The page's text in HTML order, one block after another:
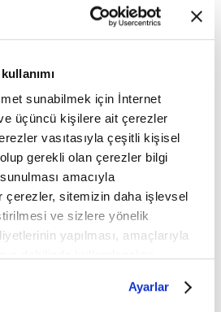
sunabilmek için İnternet
üçüncü kişilere ait çerezler
vasıtasıyla çeşitli kişisel
gerekli olan çerezler bilgi
amacıyla
çerezler, sitemizin daha işlevsel
ve sizlere yönelik
yapılması, amaçlarıyla
ilişkin detaylı bilgi için
Ayarlar
özel izin alınmadan
yazısı/haberin bir bölümü,
tıklayın.
ABD İngiltere
Çin
Mobil Uygulamamızı İndirin